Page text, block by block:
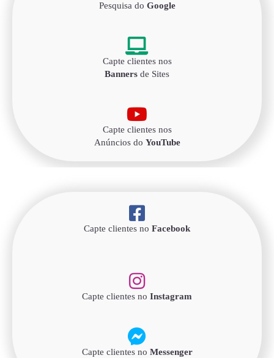
Pesquisa do Google
Capte clientes nos
Banners de Sites
Capte clientes nos
Anúncios do YouTube
Capte clientes no Facebook
Capte clientes no Instagram
Capte clientes no Messenger